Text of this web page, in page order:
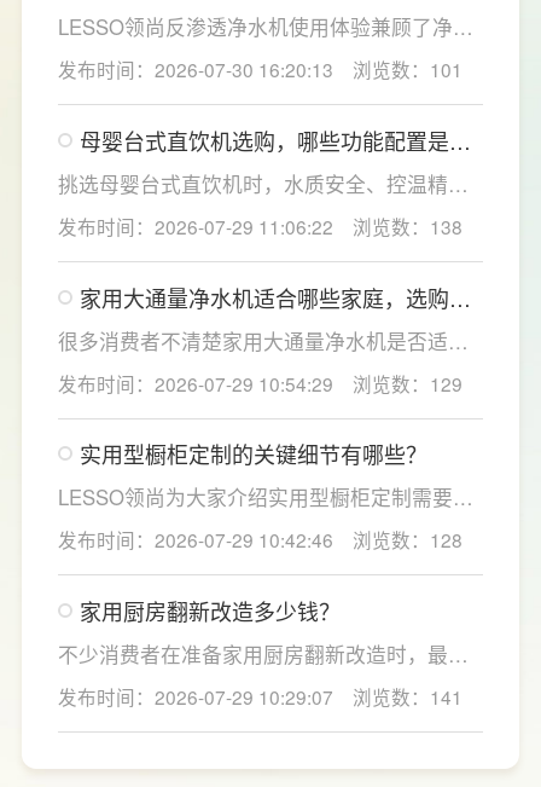
活性炭滤芯则建议每年更换一次以保障出水口
感。
LESSO领尚反渗透净水机使用体验兼顾了净水
效果、使用便捷性和节水表现。产品采用
120mm纤薄机身设计，不占用过多厨下空间；
双出水模式可根据不同需求切换生活用水和直
饮水，不仅满足厨房多场景用水需求，还有助
于延长滤芯使用寿命。
发布时间：2026-07-30 16:20:13 浏览数：101
母婴台式直饮机选购，哪些功能配置是有
娃家庭必不可少的？
挑选母婴台式直饮机时，水质安全、控温精准
度是宝妈群体最关心的核心需求，接下来
LESSO领尚为大家讲解适合母婴家庭的必备功
能配置。母婴冲奶、辅食、直饮对水温要求不
同，机型需搭载多档精准控温功能，45℃低温
冲奶、85℃泡辅食、100℃沸水冲泡茶饮一键
切换，不用反复烧水兑冷水，呵护宝宝娇嫩肠
胃。
发布时间：2026-07-29 11:06:22 浏览数：138
家用大通量净水机适合哪些家庭，选购时
如何匹配用水场景吗？
很多消费者不清楚家用大通量净水机是否适配
自家户型，LESSO领尚建议，选购前一定要结
合家庭用水场景判断。家用大通量净水机更适
合常住人口多、用水需求大的家庭，比如三口
及以上之家，或是经常泡茶、冲奶、清洗果
蔬，需要持续大量净水的用户。小户型、单人
居住、日常用水量少的家庭，无需盲目追求超
大通量，避免功能过剩造成浪费。
发布时间：2026-07-29 10:54:29 浏览数：129
实用型橱柜定制的关键细节有哪些？
LESSO领尚为大家介绍实用型橱柜定制需要关
注的几个关键细节：实用型橱柜定制应结合厨
房面积和家庭烹饪习惯进行规划，合理划分
洗、切、炒动线，提升下厨效率；同时充分利
用吊柜、地柜、高柜等收纳空间，并配置抽屉
分区、拉篮、转角收纳等功能设计，提高空间
利用率。
发布时间：2026-07-29 10:42:46 浏览数：128
家用厨房翻新改造多少钱？
不少消费者在准备家用厨房翻新改造时，最关
心的问题莫过于“家用厨房翻新改造多少钱”，接
下来LESSO领尚为大家解答一下。事实上，厨
房改造费用并没有统一标准，通常会受到改造
范围、空间面积、材料品质、功能配置以及是
发布时间：2026-07-29 10:29:07 浏览数：141